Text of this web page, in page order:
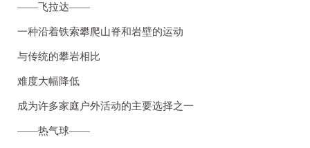
——飞拉达——
一种沿着铁索攀爬山脊和岩壁的运动
与传统的攀岩相比
难度大幅降低
成为许多家庭户外活动的主要选择之一
——热气球——